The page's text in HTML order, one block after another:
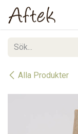
Hoppa till innehåll
Alla Produkter